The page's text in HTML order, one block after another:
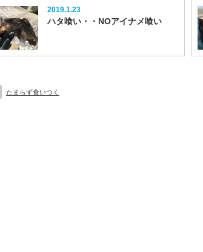
2019.1.23
ハタ喰い・・NOアイナメ喰い
たまらず食いつく